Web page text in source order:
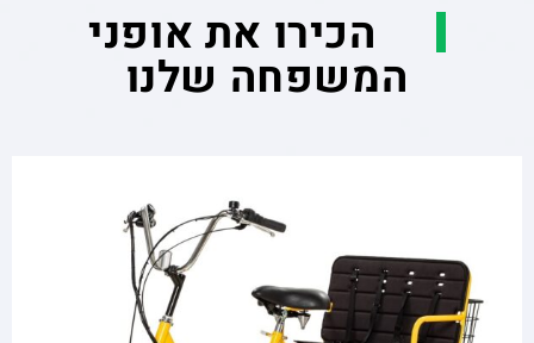
הכירו את אופני
המשפחה שלנו